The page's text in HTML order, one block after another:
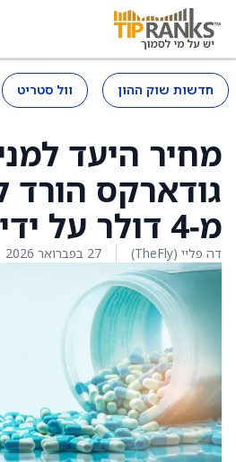
חדשות שוק ההון וול סטריט
מחיר היעד
מ‑4 דולר על ידי מיזוהו
דה פליי (TheFly) 27 בפברואר 2026